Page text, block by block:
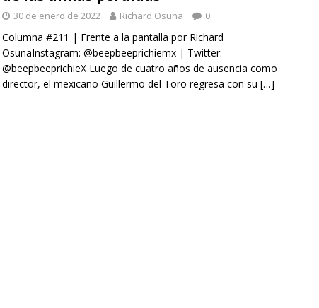
30 de enero de 2022 Richard Osuna 0
Columna #211 | Frente a la pantalla por Richard
OsunaInstagram: @beepbeeprichiemx | Twitter:
@beepbeeprichieX Luego de cuatro años de ausencia como
director, el mexicano Guillermo del Toro regresa con su […]